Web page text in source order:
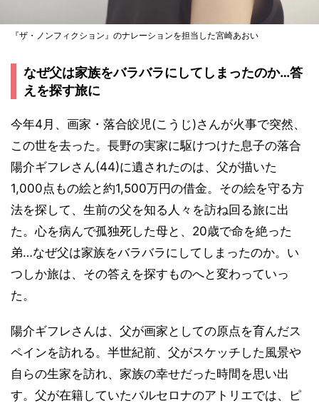
『ザ・ノンフィクション』のナレーションを担当した宮崎あおい
なぜ父は家族をバラバラにしてしまったのか…答
えを探す旅に
今年4月、画家・落合皎児(こうじ)さんが火事で突然、
この世を去った。長野の実家に駆けつけた息子の落合
陽介ギフレさん(44)に遺されたのは、父が描いた
1,000点もの絵と約1,500万円の借金。その絵を守る方
法を探して、生前の父を知る人々を訪ね回る旅に出
た。心を病んで孤独死した母と、20歳で命を絶った
弟…なぜ父は家族をバラバラにしてしまったのか。い
つしか旅は、その答えを探すものへと変わっていっ
た。
陽介ギフレさんは、父が画家としての原点を育んだス
ペインを訪れる。半世紀前、父がスケッチした風景や
自らの生家を訪れ、家族の幸せだった時間を思い出
す。父が在籍していたバルセロナのアトリエでは、ピ